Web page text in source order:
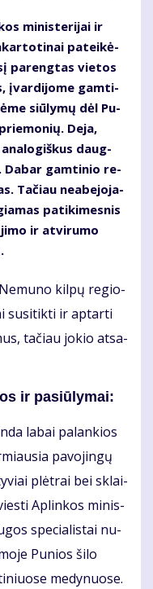
mi­nis­te­ri­jai ir
pa­tei­kė­
pa­reng­tas vie­tos
įvar­di­jo­me gam­ti­
siū­ly­mų dėl Pu­
De­ja,
daug­
Da­bar gam­ti­nio re­
Ta­čiau ne­abe­jo­ja­
pa­ti­ki­mes­nis
ir at­vi­ru­mo
kil­pų re­gio­
su­si­tik­ti ir ap­tar­ti
ta­čiau jo­kio at­sa­
ir pa­siū­ly­mai:
la­bai pa­lan­kios
pa­vo­jin­gų
plėt­rai bei sklai­
Ap­lin­kos mi­nis­
spe­cia­lis­tai nu­
Pu­nios ši­lo
me­dy­nuo­se.